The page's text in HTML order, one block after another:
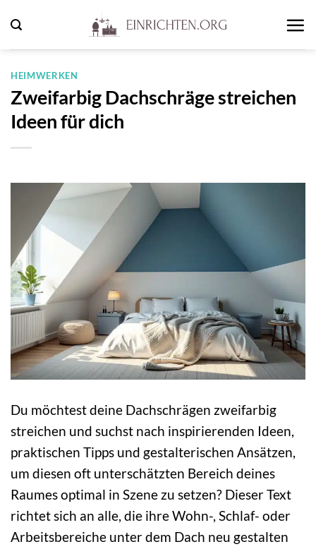
Inhalt
springen
HEIMWERKEN
Zweifarbig Dachschräge streichen
Ideen für dich
Du möchtest deine Dachschrägen zweifarbig
streichen und suchst nach inspirierenden Ideen,
praktischen Tipps und gestalterischen Ansätzen,
um diesen oft unterschätzten Bereich deines
Raumes optimal in Szene zu setzen? Dieser Text
richtet sich an alle, die ihre Wohn-, Schlaf- oder
Arbeitsbereiche unter dem Dach neu gestalten